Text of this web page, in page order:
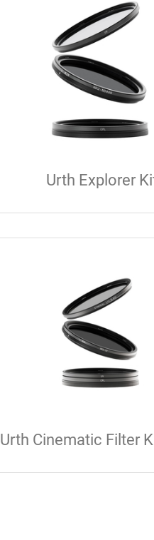
Urth Explorer
Urth Cinematic Filter